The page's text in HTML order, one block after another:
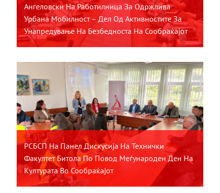
Ангеловски На Работилница За Одржлива
Урбана Мобилност – Дел Од Активностите За
Унапредување На Безбедноста На Сообраќајот
РСБСП На Панел Дискусија На Технички
Факултет Битола По Повод Меѓународен Ден На
Културата Во Сообраќајот